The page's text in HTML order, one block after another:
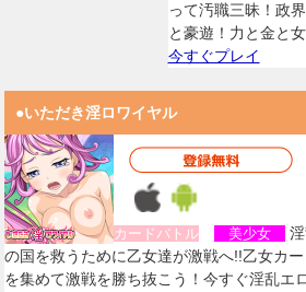
って汚職三昧！政
と豪遊！力と金と
今すぐプレイ
●いただき淫ロワイヤル
カードバトル 美少女
の国を救うために乙女達が激戦へ!!乙女カー
を集めて激戦を勝ち抜こう！今すぐ淫乱エ